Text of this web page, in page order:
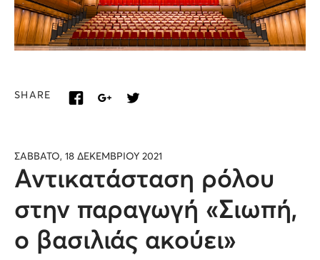
SHARE
ΣΑΒΒΑΤΟ, 18 ΔΕΚΕΜΒΡΙΟΥ 2021
Αντικατάσταση ρόλου
στην παραγωγή «Σιωπή,
ο βασιλιάς ακούει»